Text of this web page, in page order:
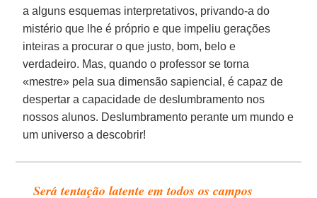
a alguns esquemas interpretativos, privando-a do
mistério que lhe é próprio e que impeliu gerações
inteiras a procurar o que justo, bom, belo e
verdadeiro. Mas, quando o professor se torna
«mestre» pela sua dimensão sapiencial, é capaz de
despertar a capacidade de deslumbramento nos
nossos alunos. Deslumbramento perante um mundo e
um universo a descobrir!
Será tentação latente em todos os campos